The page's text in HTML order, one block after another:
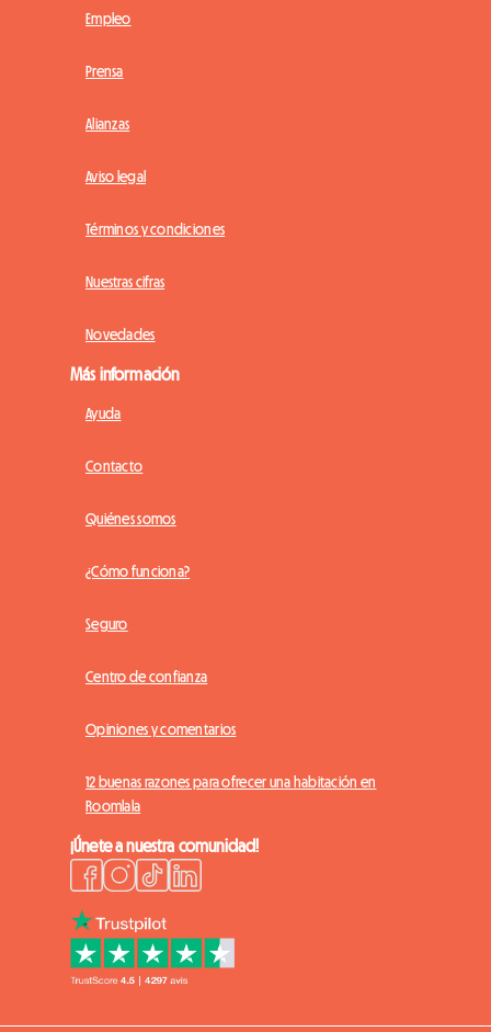
Empleo
Prensa
Alianzas
Aviso legal
Términos y condiciones
Nuestras cifras
Novedades
Más información
Ayuda
Contacto
Quiénes somos
¿Cómo funciona?
Seguro
Centro de confianza
Opiniones y comentarios
12 buenas razones para ofrecer una habitación en
Roomlala
¡Únete a nuestra comunidad!